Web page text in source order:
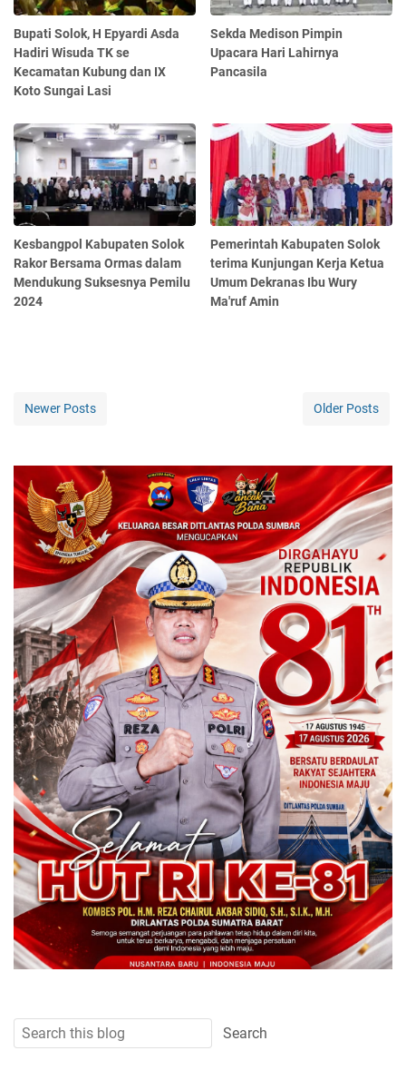
Bupati Solok, H Epyardi Asda
Hadiri Wisuda TK se
Kecamatan Kubung dan IX
Koto Sungai Lasi
Sekda Medison Pimpin
Upacara Hari Lahirnya
Pancasila
Kesbangpol Kabupaten Solok
Rakor Bersama Ormas dalam
Mendukung Suksesnya Pemilu
2024
Pemerintah Kabupaten Solok
terima Kunjungan Kerja Ketua
Umum Dekranas Ibu Wury
Ma'ruf Amin
Newer Posts Older Posts